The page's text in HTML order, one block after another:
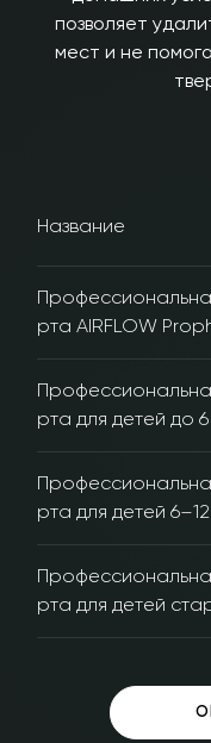
позволяет
мест и не
Название
рта AIRFLOW
рта для детей до 6
рта для детей
рта для детей